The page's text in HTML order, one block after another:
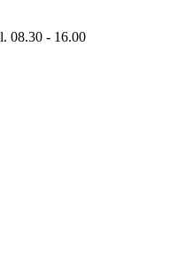
08.30 - 16.00